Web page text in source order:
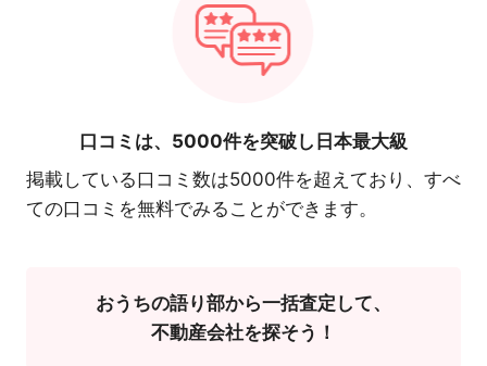
口コミは、 5000件を突破し日本最大級
掲載している口コミ数は5000件を超えており、すべ
ての口コミを無料でみることができます。
おうちの語り部から一括査定して、
不動産会社を探そう！